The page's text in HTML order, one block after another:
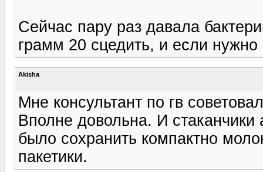
Сейчас пару раз давала
грамм 20 сцедить, и если нужно
Akisha
Мне консультант по гв
Вполне довольна. И стаканчики
было сохранить компактно
пакетики.